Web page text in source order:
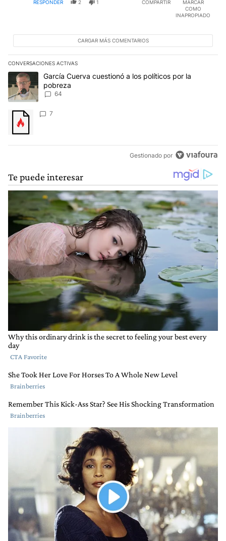
RESPONDER 2 1 COMPARTIR
MARCAR
COMO
INAPROPIADO
CARGAR MÁS COMENTARIOS
CONVERSACIONES ACTIVAS
Este listado muestra los artículos con más comentarios en los
Un artículo de tendencia con el título "García Cuerva cuestionó
García Cuerva cuestionó a los políticos por la
pobreza
64
Un artículo de tendencia con el título "" con 7 comentarios.
7
Gestionado por